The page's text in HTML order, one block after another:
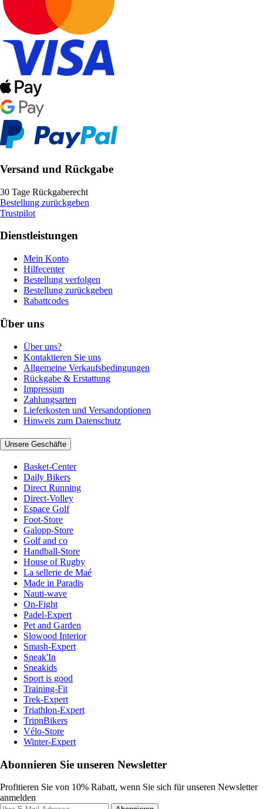
Versand und Rückgabe
30 Tage Rückgaberecht
Bestellung zurückgeben
Trustpilot
Dienstleistungen
Mein Konto
Hilfecenter
Bestellung verfolgen
Bestellung zurückgeben
Rabattcodes
Über uns
Über uns?
Kontaktieren Sie uns
Allgemeine Verkaufsbedingungen
Rückgabe & Erstattung
Impressum
Zahlungsarten
Lieferkosten und Versandoptionen
Hinweis zum Datenschutz
Unsere Geschäfte
Basket-Center
Daily Bikers
Direct Running
Direct-Volley
Espace Golf
Foot-Store
Galopp-Store
Golf and co
Handball-Store
House of Rugby
La sellerie de Maé
Made in Paradis
Nauti-wave
On-Fight
Padel-Expert
Pet and Garden
Slowood Interior
Smash-Expert
Sneak'In
Sneakids
Sport is good
Training-Fit
Trek-Expert
Triathlon-Expert
TripnBikers
Vélo-Store
Winter-Expert
Abonnieren Sie unseren Newsletter
Profitieren Sie von 10% Rabatt, wenn Sie sich für unseren Newsletter
anmelden